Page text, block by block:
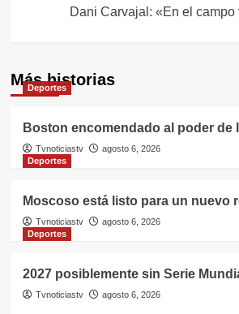
Dani Carvajal: «En el campo
Más historias
Deportes
Boston encomendado al poder de
Tvnoticiastv
agosto 6, 2026
Deportes
Moscoso está listo para un nuevo
Tvnoticiastv
agosto 6, 2026
Deportes
2027 posiblemente sin Serie
Tvnoticiastv agosto 6, 2026